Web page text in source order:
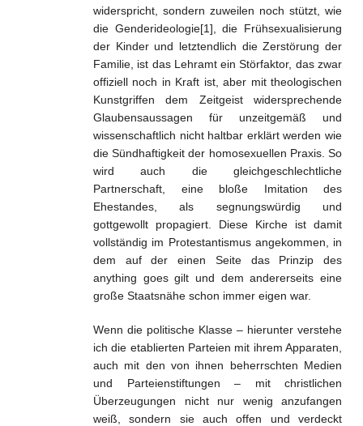
widerspricht, sondern zuweilen noch stützt, wie
die Genderideologie[1], die Frühsexualisierung
der Kinder und letztendlich die Zerstörung der
Familie, ist das Lehramt ein Störfaktor, das zwar
offiziell noch in Kraft ist, aber mit theologischen
Kunstgriffen dem Zeitgeist widersprechende
Glaubensaussagen für unzeitgemäß und
wissenschaftlich nicht haltbar erklärt werden wie
die Sündhaftigkeit der homosexuellen Praxis. So
wird auch die gleichgeschlechtliche
Partnerschaft, eine bloße Imitation des
Ehestandes, als segnungswürdig und
gottgewollt propagiert. Diese Kirche ist damit
vollständig im Protestantismus angekommen, in
dem auf der einen Seite das Prinzip des
anything goes gilt und dem andererseits eine
große Staatsnähe schon immer eigen war.
Wenn die politische Klasse – hierunter verstehe
ich die etablierten Parteien mit ihrem Apparaten,
auch mit den von ihnen beherrschten Medien
und Parteienstiftungen – mit christlichen
Überzeugungen nicht nur wenig anzufangen
weiß, sondern sie auch offen und verdeckt